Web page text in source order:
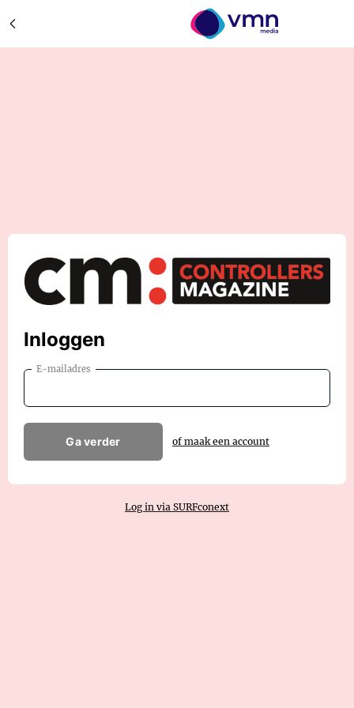
Inloggen
E-mailadres
Ga verder of maak een account
Log in via SURFconext